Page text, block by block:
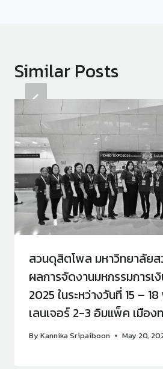
Similar Posts
สวนดุสิตโพล มหาวิทยาลัยส
ผลการจัดงานมหกรรมการเ
2025 ในระหว่างวันที่ 15 –
เลนเจอร์ 2-3 อิมแพ็ค เมือง
ByKannika Sripaiboon May 20,